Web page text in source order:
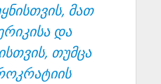
მათ
და
თუმცა